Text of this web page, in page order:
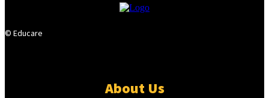
© Educare
About Us